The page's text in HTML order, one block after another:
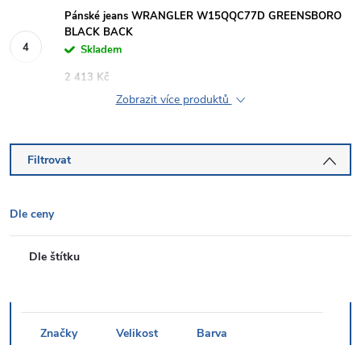
Pánské jeans WRANGLER W15QQC77D GREENSBORO
BLACK BACK
Skladem
2 413 Kč
Zobrazit více produktů
Filtrovat
Dle ceny
Dle štítku
Značky Velikost Barva